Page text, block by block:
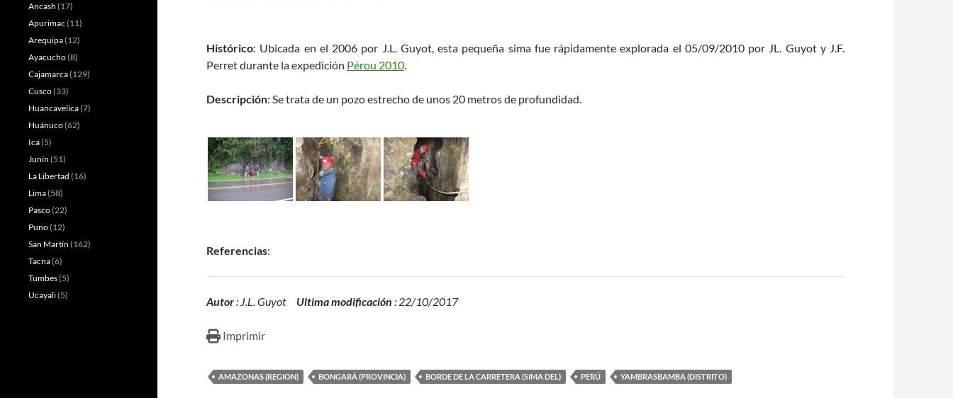
Histórico: Ubicada en el 2006 por J.L. Guyot, esta pequeña sima fue rápidamente explorada el 05/09/2010 por JL. Guyot y J.F.
Perret durante la expedición Pérou 2010.
Descripción: Se trata de un pozo estrecho de unos 20 metros de profundidad.
Referencias:
Autor: J.L. Guyot Ultima modificación : 22/10/2017
Imprimir
AMAZONAS (REGION) BONGARÁ (PROVINCIA) BORDE DE LA CARRETERA (SIMA DEL) PERÚ YAMBRASBAMBA (DISTRITO)
Ancash (17)
Apurimac (11)
Arequipa(12)
Ayacucho(8)
Cajamarca(129)
Cusco(33)
Huancavelica(7)
Huánuco(62)
Ica(5)
Junín (51)
La Libertad (16)
Lima(58)
Pasco(22)
Puno(12)
San Martín (162)
Tacna(6)
Tumbes(5)
Ucayali(5)